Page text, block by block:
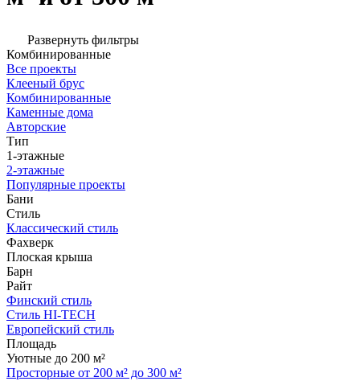
Развернуть фильтры
Комбинированные
Все проекты
Клееный брус
Комбинированные
Каменные дома
Авторские
Тип
1-этажные
2-этажные
Популярные проекты
Бани
Стиль
Классический стиль
Фахверк
Плоская крыша
Барн
Райт
Финский стиль
Стиль HI-TECH
Европейский стиль
Площадь
Уютные до 200 м²
Просторные от 200 м² до 300 м²